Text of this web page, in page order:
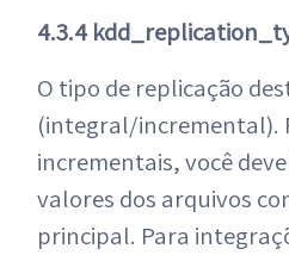
4.3.4
O tipo de replicação
(integral/incremental).
incrementais, você
valores dos arquivos
principal. Para